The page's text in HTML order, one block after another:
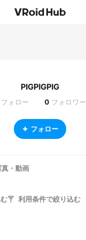
PIGPIGPIG
フォロー 0 フォロワー
フォロー
真・動画
利用条件で絞り込む